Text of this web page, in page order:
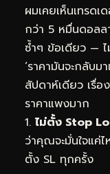
ผมเคยเห็นเทรดเ
กว่า 5 หมื่นดอลล
ซ้ำๆ ข้อเดียว —
‘ราคามันจะกลับ
สัปดาห์เดียว เรื่
ราคาแพงมาก
ไม่ตั้ง Stop
ว่าคุณจะมั่นใจแค่
ตั้ง SL ทุกครั้ง